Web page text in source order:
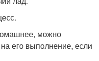
можно
его выполнение, если